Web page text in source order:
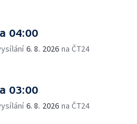
04:00
6. 8. 2026 na ČT24
03:00
6. 8. 2026 na ČT24